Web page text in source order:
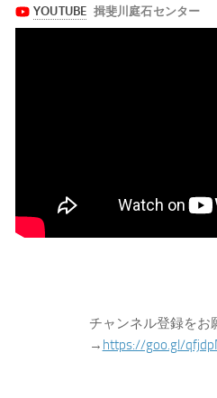
チャンネル登録をお
→ https://goo.gl/